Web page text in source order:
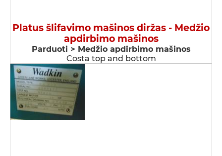
Platus šlifavimo mašinos diržas - Medžio
apdirbimo mašinos
Parduoti > Medžio apdirbimo mašinos
Costa top and bottom